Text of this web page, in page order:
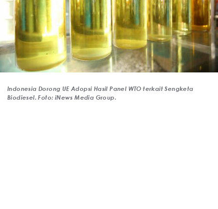
Indonesia Dorong UE Adopsi Hasil Panel WTO terkait Sengketa
Biodiesel. Foto: iNews Media Group.